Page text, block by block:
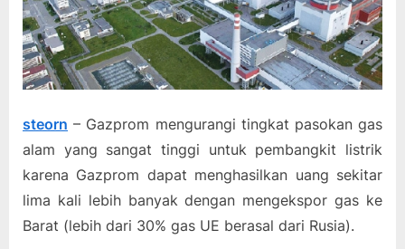
steorn – Gazprom mengurangi tingkat pasokan gas
alam yang sangat tinggi untuk pembangkit listrik
karena Gazprom dapat menghasilkan uang sekitar
lima kali lebih banyak dengan mengekspor gas ke
Barat (lebih dari 30% gas UE berasal dari Rusia).